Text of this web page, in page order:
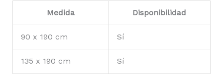
Medida Disponibilidad
90 x 190 cm Sí
135 x 190 cm Sí